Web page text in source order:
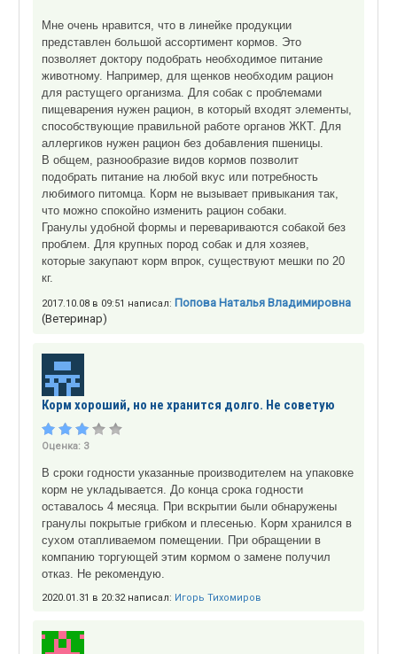
Мне очень нравится, что в линейке продукции
представлен большой ассортимент кормов. Это
позволяет доктору подобрать необходимое питание
животному. Например, для щенков необходим рацион
для растущего организма. Для собак с проблемами
пищеварения нужен рацион, в который входят элементы,
способствующие правильной работе органов ЖКТ. Для
аллергиков нужен рацион без добавления пшеницы.
В общем, разнообразие видов кормов позволит
подобрать питание на любой вкус или потребность
любимого питомца. Корм не вызывает привыкания так,
что можно спокойно изменить рацион собаки.
Гранулы удобной формы и перевариваются собакой без
проблем. Для крупных пород собак и для хозяев,
которые закупают корм впрок, существуют мешки по 20
кг.
2017.10.08 в 09:51 написал: Попова Наталья Владимировна
(Ветеринар)
Корм хороший, но не хранится долго. Не советую
Оценка: 3
В сроки годности указанные производителем на упаковке
корм не укладывается. До конца срока годности
оставалось 4 месяца. При вскрытии были обнаружены
гранулы покрытые грибком и плесенью. Корм хранился в
сухом отапливаемом помещении. При обращении в
компанию торгующей этим кормом о замене получил
отказ. Не рекомендую.
2020.01.31 в 20:32 написал: Игорь Тихомиров